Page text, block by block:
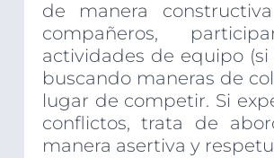
de manera
compañeros,
actividades de equipo (si
buscando maneras de
lugar de competir. Si
conflictos, trata de
manera asertiva y